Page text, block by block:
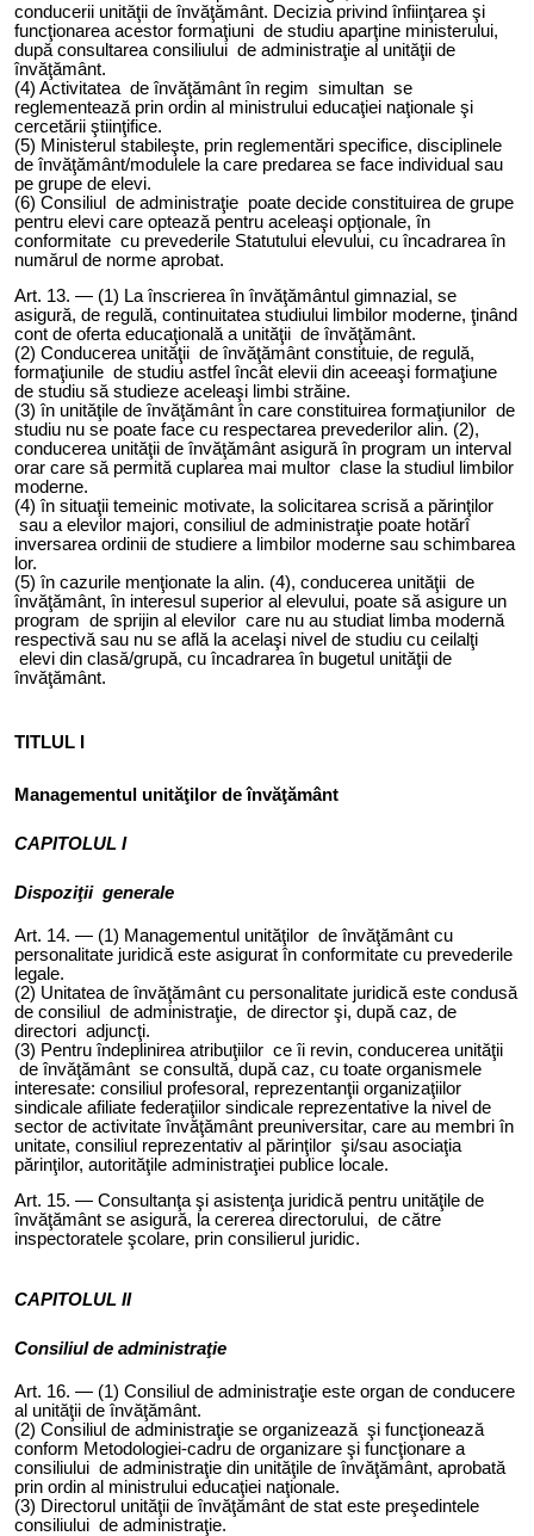
conducerii unităţii de învăţământ. Decizia privind înfiinţarea şi
funcţionarea acestor formaţiuni de studiu aparţine ministerului,
după consultarea consiliului de administraţie al unităţii de
învăţământ.
(4) Activitatea de învăţământ în regim simultan se
reglementează prin ordin al ministrului educaţiei naţionale şi
cercetării ştiinţifice.
(5) Ministerul stabileşte, prin reglementări specifice, disciplinele
de învăţământ/modulele la care predarea se face individual sau
pe grupe de elevi.
(6) Consiliul de administraţie poate decide constituirea de grupe
pentru elevi care optează pentru aceleaşi opţionale, în
conformitate cu prevederile Statutului elevului, cu încadrarea în
numărul de norme aprobat.
Art. 13. — (1) La înscrierea în învăţământul gimnazial, se
asigură, de regulă, continuitatea studiului limbilor moderne, ţinând
cont de oferta educaţională a unităţii de învăţământ.
(2) Conducerea unităţii de învăţământ constituie, de regulă,
formaţiunile de studiu astfel încât elevii din aceeaşi formaţiune
de studiu să studieze aceleaşi limbi străine.
(3) în unităţile de învăţământ în care constituirea formaţiunilor de
studiu nu se poate face cu respectarea prevederilor alin. (2),
conducereaunităţii de învăţământ asigură în program un interval
orar care să permită cuplarea mai multor clase la studiul limbilor
moderne.
(4) în situaţii temeinic motivate, la solicitarea scrisă a părinţilor
sau a elevilor majori, consiliul de administraţie poate hotărî
inversarea ordinii de studiere a limbilor moderne sau schimbarea
lor.
(5) în cazurile menţionate la alin. (4), conducerea unităţii de
învăţământ, în interesul superior al elevului, poate să asigure un
program de sprijin al elevilor care nu au studiat limba modernă
respectivă sau nu se află la acelaşi nivel de studiu cu ceilalţi
elevi din clasă/grupă, cu încadrarea în bugetul unităţii de
învăţământ.
TITLUL I
Managementul unităţilor de învăţământ
CAPITOLUL I
Dispoziţii generale
Art. 14. — (1) Managementul unităţilor de învăţământ cu
personalitate juridică este asigurat în conformitate cu prevederile
legale.
(2) Unitatea de învăţământ cu personalitate juridică este condusă
de consiliul de administraţie, de director şi, după caz, de
directori adjuncţi.
(3) Pentru îndeplinirea atribuţiilor ce îi revin, conducerea unităţii
de învăţământ se consultă, după caz, cu toate organismele
interesate: consiliul profesoral, reprezentanţii organizaţiilor
sindicale afiliate federaţiilor sindicale reprezentative la nivel de
sector de activitate învăţământ preuniversitar, care au membri în
unitate, consiliul reprezentativ al părinţilor şi/sau asociaţia
părinţilor, autorităţile administraţiei publice locale.
Art. 15. — Consultanţa şi asistenţa juridică pentru unităţile de
învăţământ se asigură, la cererea directorului, de către
inspectoratele şcolare, prin consilierul juridic.
CAPITOLUL II
Consiliul de administraţie
Art. 16. — (1) Consiliul de administraţie este organ de conducere
al unităţii de învăţământ.
(2) Consiliul de administraţie se organizează şi funcţionează
conform Metodologiei-cadru de organizare şi funcţionare a
consiliului de administraţie din unităţile de învăţământ, aprobată
prin ordin al ministrului educaţiei naţionale.
(3) Directorul unităţii de învăţământ de stat este preşedintele
consiliului de administraţie.